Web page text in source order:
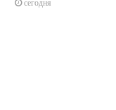
сегодня